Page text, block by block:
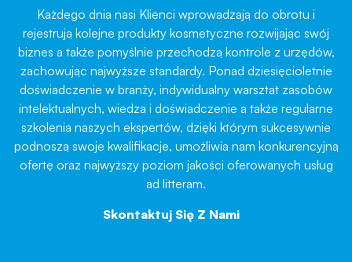
Każdego dnia nasi Klienci wprowadzają do obrotu i
rejestrują kolejne produkty kosmetyczne rozwijając swój
biznes a także pomyślnie przechodzą kontrole z urzędów,
zachowując najwyższe standardy. Ponad dziesięcioletnie
doświadczenie w branży, indywidualny warsztat zasobów
intelektualnych, wiedza i doświadczenie a także regularne
szkolenia naszych ekspertów, dzięki którym sukcesywnie
podnoszą swoje kwalifikacje, umożliwia nam konkurencyjną
ofertę oraz najwyższy poziom jakości oferowanych usług
ad litteram.
Skontaktuj Się Z Nami